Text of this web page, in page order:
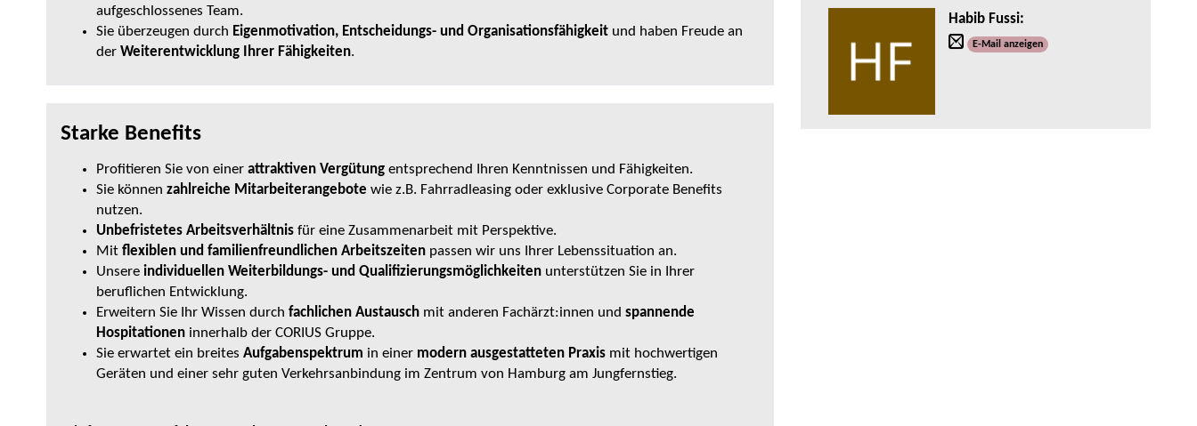
aufgeschlossenes Team.
Sie überzeugen durch Eigenmotivation, Entscheidungs- und Organisationsfähigkeit und haben Freude an
der Weiterentwicklung Ihrer Fähigkeiten.
Starke Benefits
Profitieren Sie von einer attraktiven Vergütung entsprechend Ihren Kenntnissen und Fähigkeiten.
Sie können zahlreiche Mitarbeiterangebote wie z.B. Fahrradleasing oder exklusive Corporate Benefits
nutzen.
Unbefristetes Arbeitsverhältnis für eine Zusammenarbeit mit Perspektive.
Mit flexiblen und familienfreundlichen Arbeitszeiten passen wir uns Ihrer Lebenssituation an.
Unsere individuellen Weiterbildungs- und Qualifizierungsmöglichkeiten unterstützen Sie in Ihrer
beruflichen Entwicklung.
Erweitern Sie Ihr Wissen durch fachlichen Austausch mit anderen Fachärzt:innen und spannende
Hospitationen innerhalb der CORIUS Gruppe.
Sie erwartet ein breites Aufgabenspektrum in einer modern ausgestatteten Praxis mit hochwertigen
Geräten und einer sehr guten Verkehrsanbindung im Zentrum von Hamburg am Jungfernstieg.
Habib Fussi:
E-Mail anzeigen